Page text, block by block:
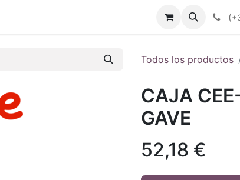
Industrias (
Todos los productos
CAJA
GAVE
52,18 €